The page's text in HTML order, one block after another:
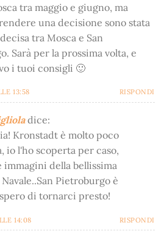
tra maggio e giugno, ma
una decisione sono stata
tra Mosca e San
Sarà per la prossima volta, e
i tuoi consigli 🙂
13:58 RISPONDI
dice:
Kronstadt è molto poco
io l'ho scoperta per caso,
immagini della bellissima
Pietroburgo è
di tornarci presto!
14:08 RISPONDI